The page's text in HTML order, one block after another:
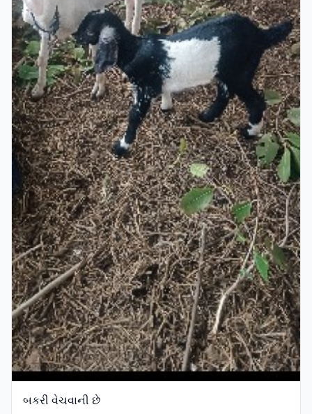
બકરી વેચવાની છે